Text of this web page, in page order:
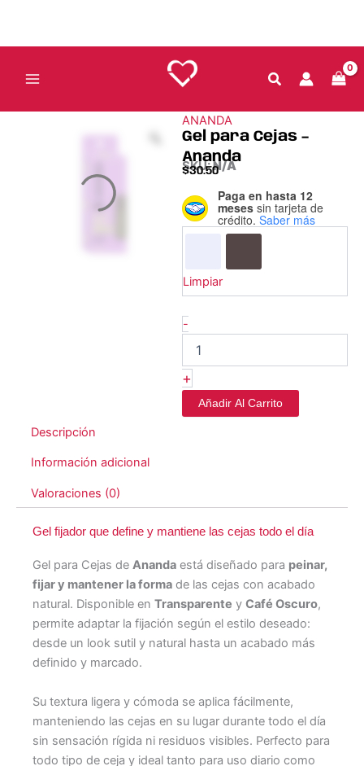
contenido
ANANDA
Gel para Cejas –
Ananda
SKU:N/A
$30.50
Paga en hasta 12
meses sin tarjeta de
crédito. Saber más
Limpiar
-
Gel
para
Cejas
cantidad
+
Añadir Al Carrito
Descripción
Información adicional
Valoraciones (0)
Gel fijador que define y mantiene las cejas todo el día
Gel para Cejas de Ananda está diseñado para peinar,
fijar y mantener la forma de las cejas con acabado
natural. Disponible en Transparente y Café Oscuro,
permite adaptar la fijación según el estilo deseado:
desde un look sutil y natural hasta un acabado más
definido y marcado.
Su textura ligera y cómoda se aplica fácilmente,
manteniendo las cejas en su lugar durante todo el día
sin sensación rígida ni residuos visibles. Perfecto para
todo tipo de ceja y ideal tanto para uso diario como